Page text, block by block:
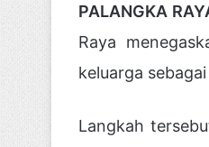
PALANGKA
Raya
keluarga
Langkah